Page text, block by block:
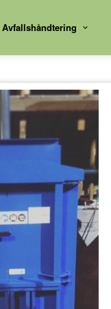
Avfallshåndtering